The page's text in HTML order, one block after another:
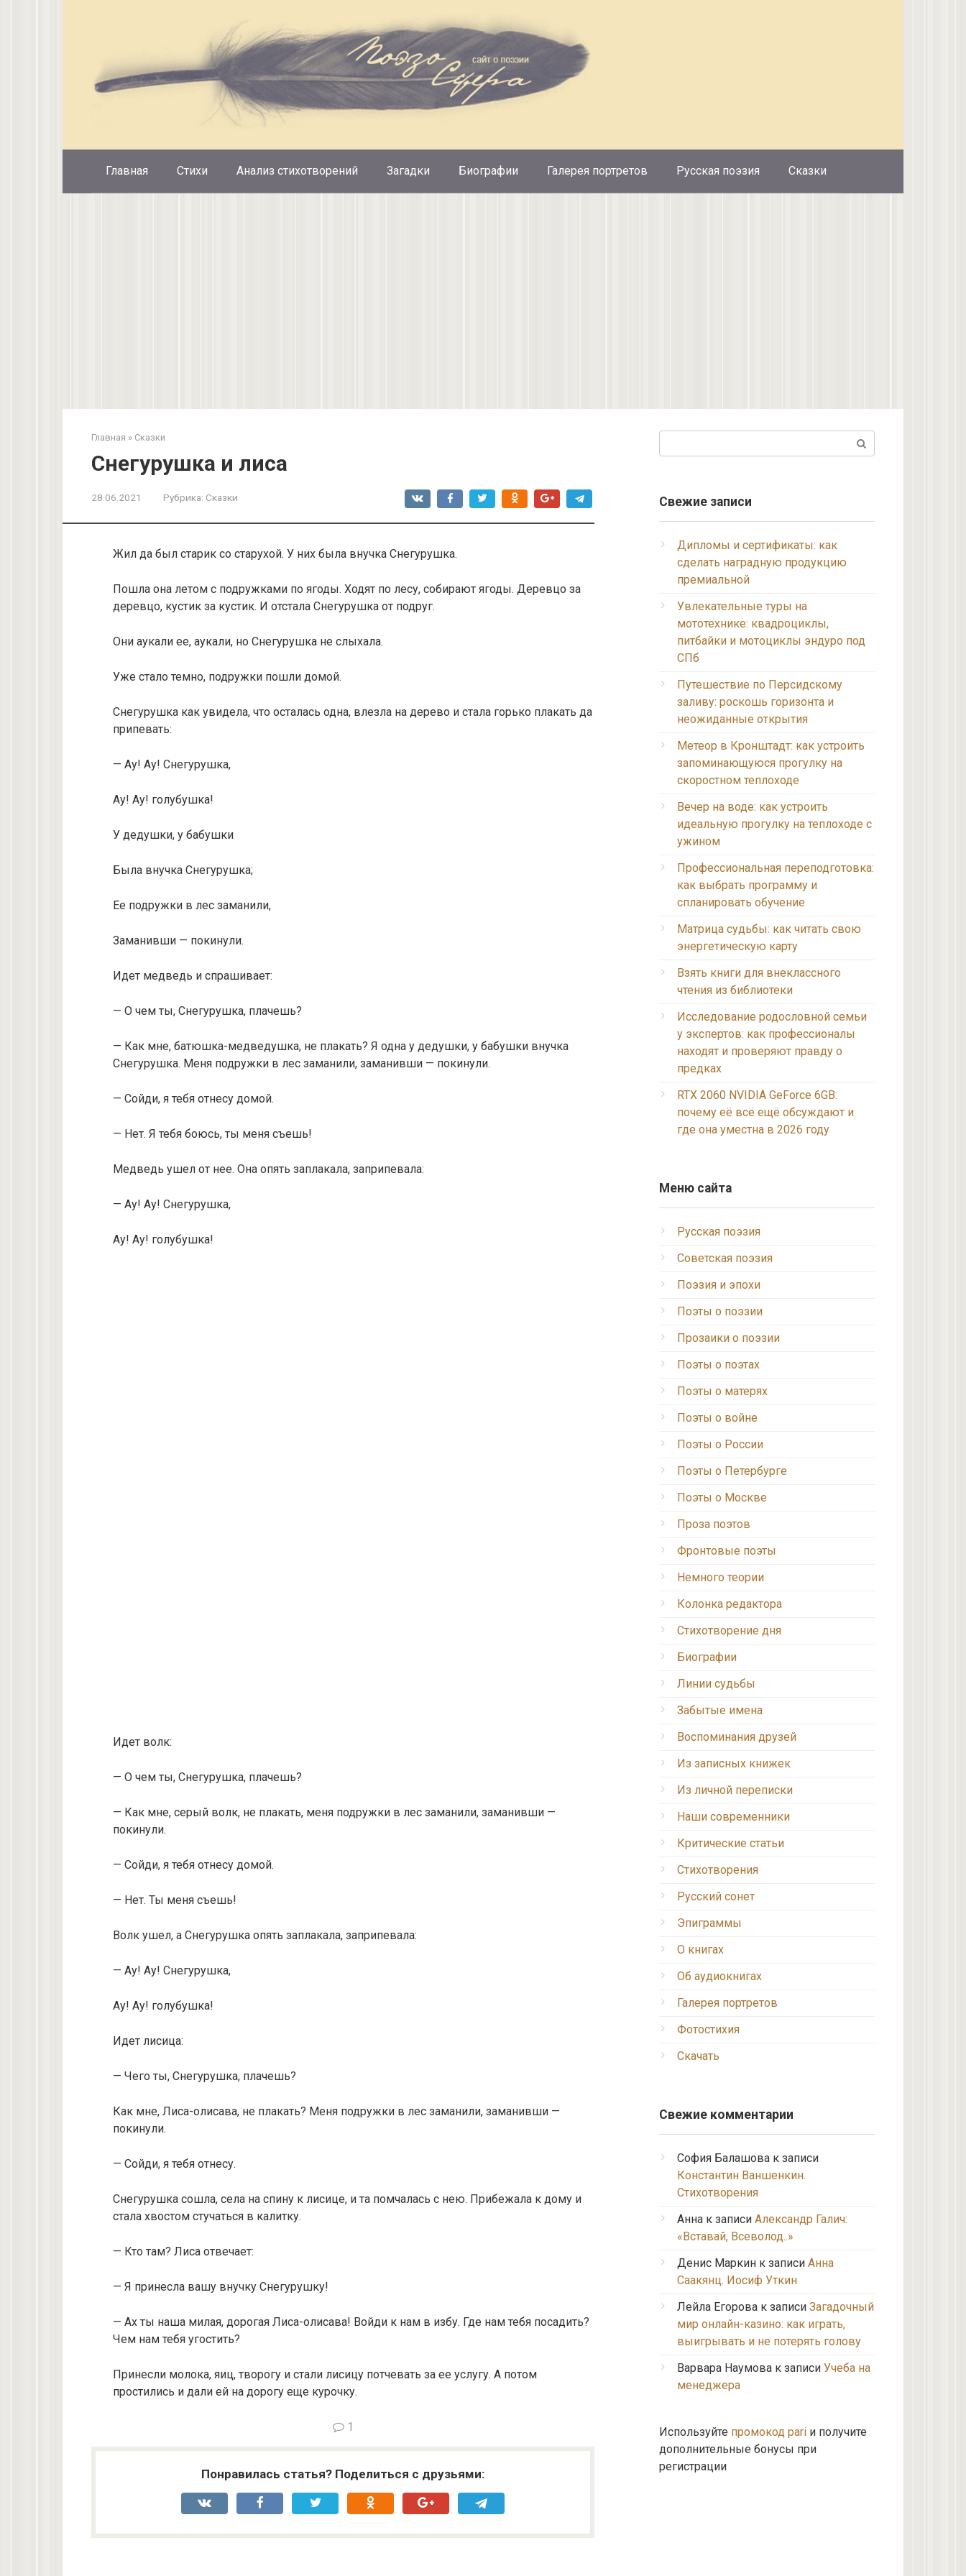
Главная Стихи Анализ стихотворений Загадки Биографии Галерея портретов Русская поэзия Сказки
Главная » Сказки
Снегурушка и лиса
28.06.2021 Рубрика: Сказки
Жил да был старик со старухой. У них была внучка Снегурушка.
Пошла она летом с подружками по ягоды. Ходят по лесу, собирают ягоды. Деревцо за
деревцо, кустик за кустик. И отстала Снегурушка от подруг.
Они аукали ее, аукали, но Снегурушка не слыхала.
Уже стало темно, подружки пошли домой.
Снегурушка как увидела, что осталась одна, влезла на дерево и стала горько плакать да
припевать:
— Ау! Ау! Снегурушка,
Ау! Ау! голубушка!
У дедушки, у бабушки
Была внучка Снегурушка;
Ее подружки в лес заманили,
Заманивши — покинули.
Идет медведь и спрашивает:
— О чем ты, Снегурушка, плачешь?
— Как мне, батюшка-медведушка, не плакать? Я одна у дедушки, у бабушки внучка
Снегурушка. Меня подружки в лес заманили, заманивши — покинули.
— Сойди, я тебя отнесу домой.
— Нет. Я тебя боюсь, ты меня съешь!
Медведь ушел от нее. Она опять заплакала, заприпевала:
— Ау! Ау! Снегурушка,
Ау! Ау! голубушка!
Идет волк:
— О чем ты, Снегурушка, плачешь?
— Как мне, серый волк, не плакать, меня подружки в лес заманили, заманивши —
покинули.
— Сойди, я тебя отнесу домой.
— Нет. Ты меня съешь!
Волк ушел, а Снегурушка опять заплакала, заприпевала:
— Ау! Ау! Снегурушка,
Ау! Ау! голубушка!
Идет лисица:
— Чего ты, Снегурушка, плачешь?
Как мне, Лиса-олисава, не плакать? Меня подружки в лес заманили, заманивши —
покинули.
— Сойди, я тебя отнесу.
Снегурушка сошла, села на спину к лисице, и та помчалась с нею. Прибежала к дому и
стала хвостом стучаться в калитку.
— Кто там? Лиса отвечает:
— Я принесла вашу внучку Снегурушку!
— Ах ты наша милая, дорогая Лиса-олисава! Войди к нам в избу. Где нам тебя посадить?
Чем нам тебя угостить?
Принесли молока, яиц, творогу и стали лисицу потчевать за ее услугу. А потом
простились и дали ей на дорогу еще курочку.
1
Понравилась статья? Поделиться с друзьями:
Свежие записи
Дипломы и сертификаты: как
сделать наградную продукцию
премиальной
Увлекательные туры на
мототехнике: квадроциклы,
питбайки и мотоциклы эндуро под
СПб
Путешествие по Персидскому
заливу: роскошь горизонта и
неожиданные открытия
Метеор в Кронштадт: как устроить
запоминающуюся прогулку на
скоростном теплоходе
Вечер на воде: как устроить
идеальную прогулку на теплоходе с
ужином
Профессиональная переподготовка:
как выбрать программу и
спланировать обучение
Матрица судьбы: как читать свою
энергетическую карту
Взять книги для внеклассного
чтения из библиотеки
Исследование родословной семьи
у экспертов: как профессионалы
находят и проверяют правду о
предках
RTX 2060 NVIDIA GeForce 6GB:
почему её всё ещё обсуждают и
где она уместна в 2026 году
Меню сайта
Русская поэзия
Советская поэзия
Поэзия и эпохи
Поэты о поэзии
Прозаики о поэзии
Поэты о поэтах
Поэты о матерях
Поэты о войне
Поэты о России
Поэты о Петербурге
Поэты о Москве
Проза поэтов
Фронтовые поэты
Немного теории
Колонка редактора
Стихотворение дня
Биографии
Линии судьбы
Забытые имена
Воспоминания друзей
Из записных книжек
Из личной переписки
Наши современники
Критические статьи
Стихотворения
Русский сонет
Эпиграммы
О книгах
Об аудиокнигах
Галерея портретов
Фотостихия
Скачать
Свежие комментарии
София Балашова к записи
Константин Ваншенкин.
Стихотворения
Анна к записи Александр Галич:
«Вставай, Всеволод..»
Денис Маркин к записи Анна
Саакянц. Иосиф Уткин
Лейла Егорова к записи Загадочный
мир онлайн-казино: как играть,
выигрывать и не потерять голову
Варвара Наумова к записи Учеба на
менеджера
Используйте промокод pari и получите
дополнительные бонусы при
регистрации